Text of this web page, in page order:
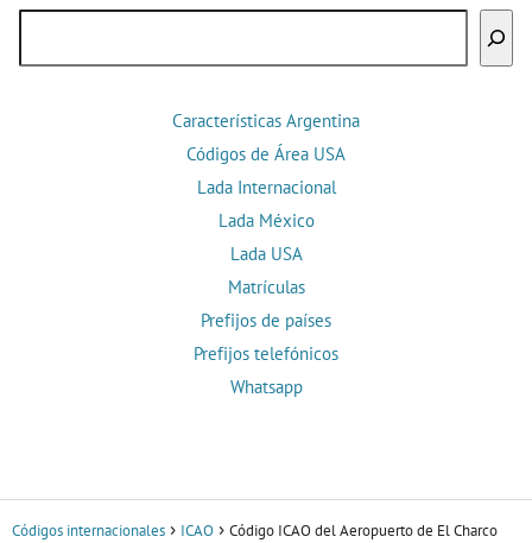
Características Argentina
Códigos de Área USA
Lada Internacional
Lada México
Lada USA
Matrículas
Prefijos de países
Prefijos telefónicos
Whatsapp
Códigos internacionales ICAO Código ICAO del Aeropuerto de El Charco